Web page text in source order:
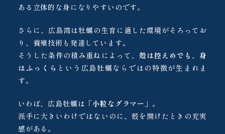
ある立体的な身になりやすいのです。
さらに、広島湾は牡蠣の生育に適した環境がそろってお
り、養殖技術も発達しています。
そうした条件の積み重ねによって、 殻は控えめでも、身
はふっくら という広島牡蠣ならではの特徴が生まれま
す。
いわば、広島牡蠣は 「小粒なグラマー」 。
派手に大きいわけではないのに、殻を開けたときの充実
感がある。